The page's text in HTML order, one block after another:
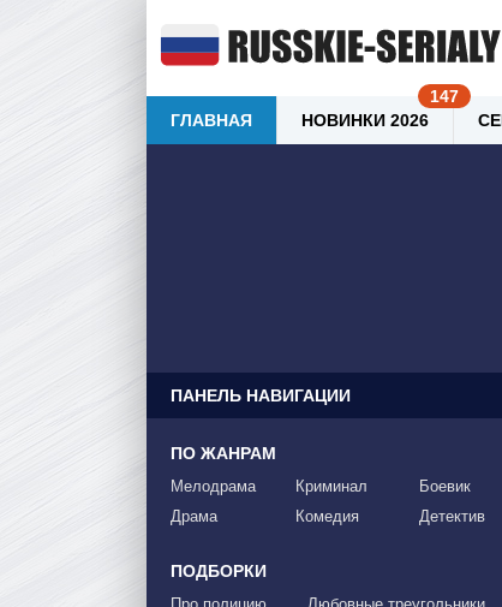
ПАНЕЛЬ НАВИГАЦИИ
ПО ЖАНРАМ
Мелодрама
Драма
Криминал
Комедия
Боевик
Детектив
ПОДБОРКИ
ГЛАВНАЯ НОВИНКИ 2026